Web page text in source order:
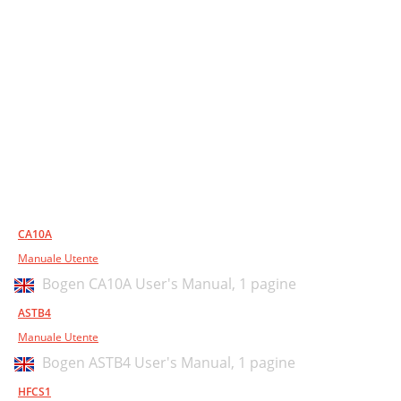
CA10A
Manuale Utente
Bogen CA10A User's Manual, 1 pagine
ASTB4
Manuale Utente
Bogen ASTB4 User's Manual, 1 pagine
HFCS1